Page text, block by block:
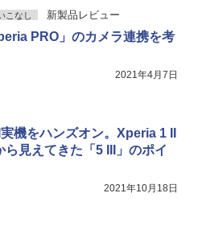
こなし 新製品レビュー
PRO」のカメラ連携を考
2021年4月7日
機をハンズオン。Xperia 1 II
ら見えてきた「5 III」のポイ
2021年10月18日